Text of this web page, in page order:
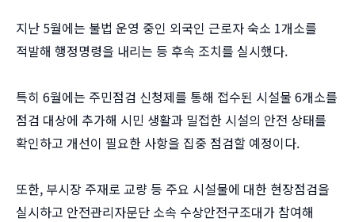
지난 5월에는 불법 운영 중인 외국인 근로자 숙소 1개소를
적발해 행정명령을 내리는 등 후속 조치를 실시했다.
특히 6월에는 주민점검 신청제를 통해 접수된 시설물 6개소를
점검 대상에 추가해 시민 생활과 밀접한 시설의 안전 상태를
확인하고 개선이 필요한 사항을 집중 점검할 예정이다.
또한, 부시장 주재로 교량 등 주요 시설물에 대한 현장점검을
실시하고 안전관리자문단 소속 수상안전구조대가 참여해